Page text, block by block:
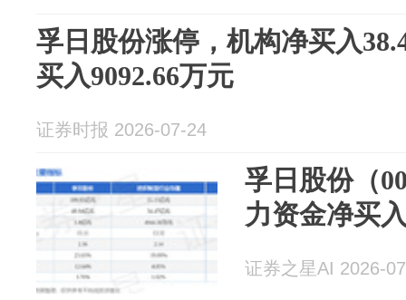
孚日股份涨停，机构净买入
买入9092.66万元
证券时报 2026-07-24
孚日股份（
力资金净买
证券之星AI 2026-